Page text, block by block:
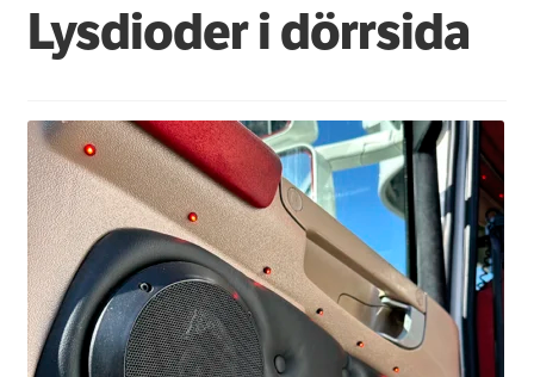
Övriga produkter
Lysdioder i dörrsida